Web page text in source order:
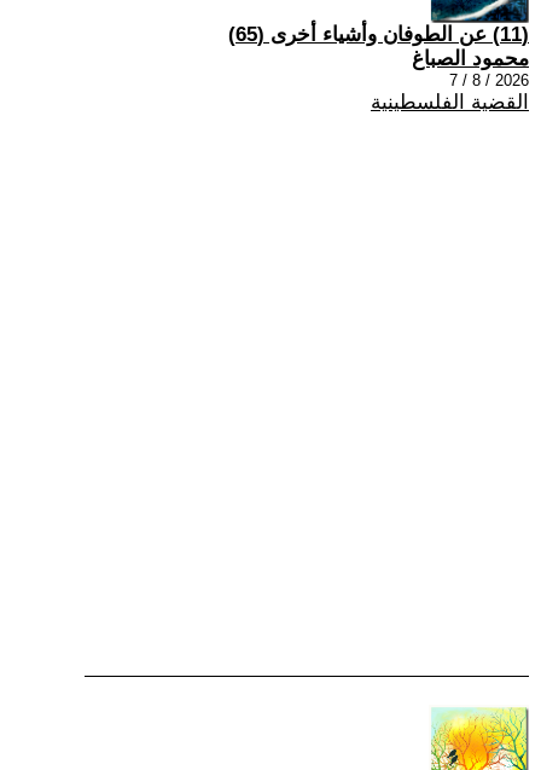
(11) عن الطوفان وأشياء أخرى (65)
محمود الصباغ
2026 / 8 / 7
القضية الفلسطينية